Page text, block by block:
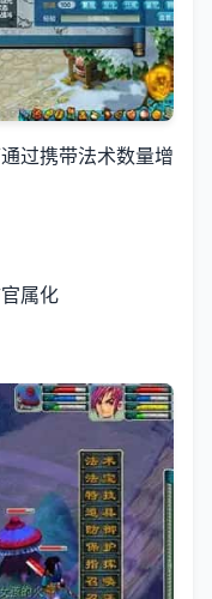
过携带法术数量增
属化